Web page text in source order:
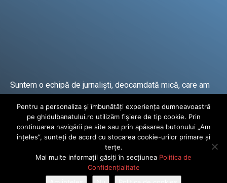
Suntem o echipă de jurnaliști, deocamdată mică, care am
ani.
© Ghidul Banatului 2025. Toate drepturile rezervate · Dezvoltat de
Power Media FX
Pentru a personaliza și îmbunătăți experiența dumneavoastră
pe ghidulbanatului.ro utilizăm fișiere de tip cookie. Prin
continuarea navigării pe site sau prin apăsarea butonului „Am
înțeles”, sunteți de acord cu stocarea cookie-urilor primare și
terțe.
Mai multe informații găsiți în secțiunea Politica de
Confidențialitate